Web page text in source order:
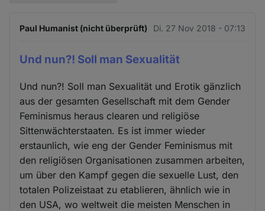
Paul Humanist (nicht überprüft) Di. 27 Nov 2018 - 07:13
Und nun?! Soll man Sexualität
Und nun?! Soll man Sexualität und Erotik gänzlich
aus der gesamten Gesellschaft mit dem Gender
Feminismus heraus clearen und religiöse
Sittenwächterstaaten. Es ist immer wieder
erstaunlich, wie eng der Gender Feminismus mit
den religiösen Organisationen zusammen arbeiten,
um über den Kampf gegen die sexuelle Lust, den
totalen Polizeistaat zu etablieren, ähnlich wie in
den USA, wo weltweit die meisten Menschen in